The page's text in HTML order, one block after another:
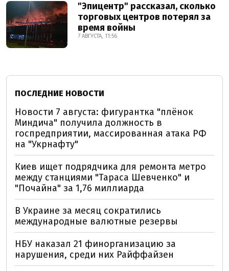
"Эпицентр" рассказал, сколько
торговых центров потерял за
время войны
7 АВГУСТА, 11:56
ПОСЛЕДНИЕ НОВОСТИ
Новости 7 августа: фигурантка "плёнок
Миндича" получила должность в
госпредприятии, массированная атака РФ
на "Укрнафту"
Киев ищет подрядчика для ремонта метро
между станциями "Тараса Шевченко" и
"Почайна" за 1,76 миллиарда
В Украине за месяц сократились
международные валютные резервы
НБУ наказал 21 финорганизацию за
нарушения, среди них Райффайзен